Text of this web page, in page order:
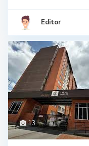
Editor
13